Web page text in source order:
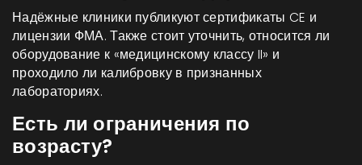
Надёжные клиники публикуют сертификаты CE и
лицензии ФМА. Также стоит уточнить, относится ли
оборудование к «медицинскому классу II» и
проходило ли калибровку в признанных
лабораториях.
Есть ли ограничения по
возрасту?